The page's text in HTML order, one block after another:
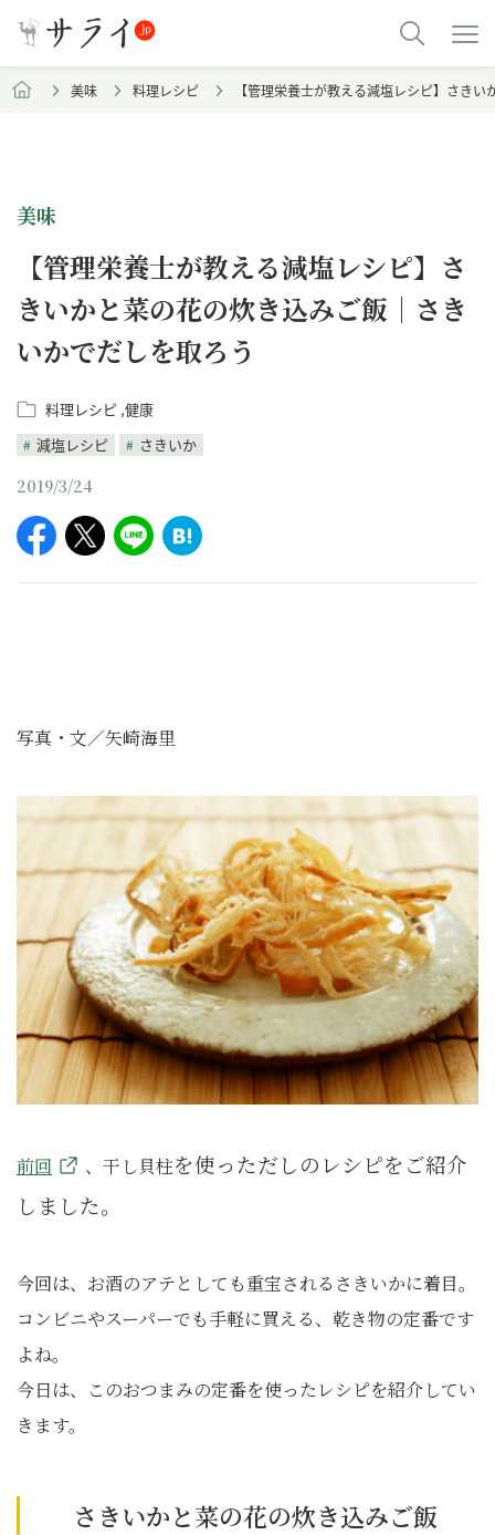
美味 料理レシピ 【管理栄養士が教える減塩レシピ】さき
美味
【管理栄養士が教える減塩レシピ】さ
きいかと菜の花の炊き込みご飯｜さき
いかでだしを取ろう
料理レシピ 健康
減塩レシピ
さきいか
2019/3/24
写真・文／矢崎海里
前回 、干し貝柱を使っただしのレシピをご紹介
しました。
今回は、お酒のアテとしても重宝されるさきいかに着目。
コンビニやスーパーでも手軽に買える、乾き物の定番です
よね。
今日は、このおつまみの定番を使ったレシピを紹介してい
きます。
さきいかと菜の花の炊き込みご飯